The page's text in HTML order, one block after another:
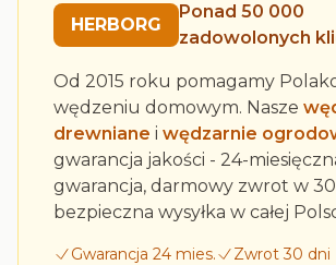
HERBORG
Ponad 50 000
zadowolonych
Od 2015 roku pomagamy
wędzeniu domowym. Nasze
drewniane i wędzarnie
gwarancja jakości - 24-
gwarancja, darmowy zwrot w
bezpieczna wysyłka w całej
Gwarancja 24 mies.
Zwrot 30 dni